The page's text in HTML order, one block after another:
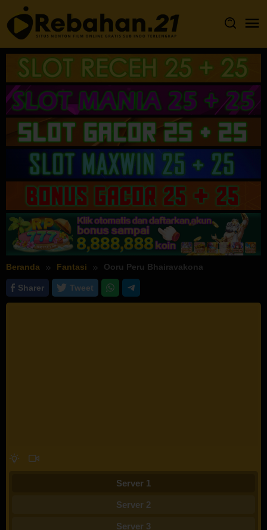
Loncat
ke
konten
Beranda Fantasi Ooru Peru Bhairavakona
Sharer Tweet
Server 1
Server 2
Server 3